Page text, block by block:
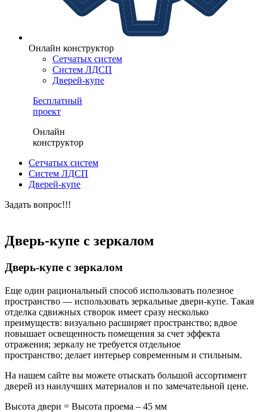
Онлайн конструктор
Сетчатых систем
Систем ЛДСП
Дверей-купе
Бесплатный
проект
Онлайн
конструктор
Сетчатых систем
Систем ЛДСП
Дверей-купе
Задать вопрос!!!
Дверь-купе с зеркалом
Дверь-купе с зеркалом
Еще один рациональный способ использовать полезное
пространство — использовать зеркальные двери-купе. Такая
отделка сдвижных створок имеет сразу несколько
преимуществ: визуально расширяет пространство; вдвое
повышает освещенность помещения за счет эффекта
отражения; зеркалу не требуется отдельное
пространство; делает интерьер современным и стильным.
На нашем сайте вы можете отыскать большой ассортимент
дверей из наилучших материалов и по замечательной цене.
Высота двери = Высота проема – 45 мм